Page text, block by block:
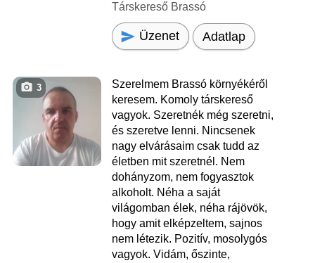
Társkereső Brassó
Üzenet Adatlap
3
Szerelmem Brassó környékéről
keresem. Komoly társkereső
vagyok. Szeretnék még szeretni,
és szeretve lenni. Nincsenek
nagy elvárásaim csak tudd az
életben mit szeretnél. Nem
dohányzom, nem fogyasztok
alkoholt. Néha a saját
világomban élek, néha rájövök,
hogy amit elképzeltem, sajnos
nem létezik. Pozitív, mosolygós
vagyok. Vidám, őszinte,